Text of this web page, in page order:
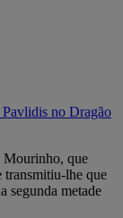
no Dragão
Mourinho, que
transmitiu-lhe que
segunda metade